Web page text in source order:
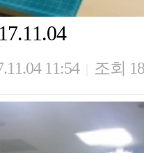
11:54 조회